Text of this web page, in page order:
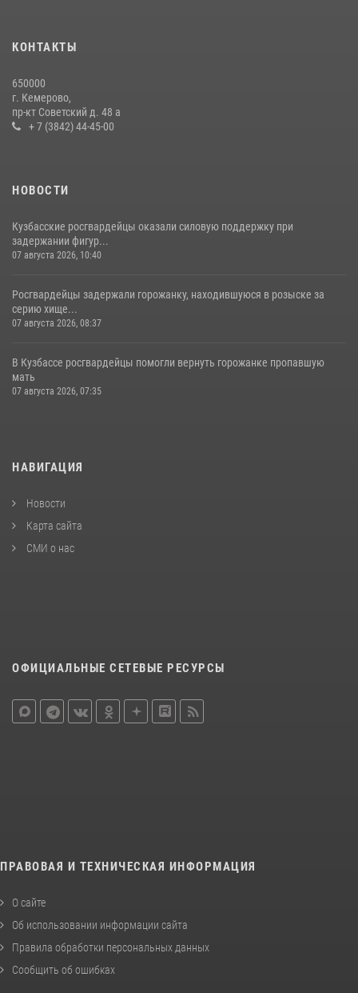
20 июля 2026, 10:54
с покупками
20 июля 2026, 08:52
КОНТАКТЫ
650000
г. Кемерово,
пр-кт Советский д. 48 а
+ 7 (3842) 44-45-00
НОВОСТИ
Кузбасские росгвардейцы оказали силовую поддержку при
задержании фигур...
07 августа 2026, 10:40
Росгвардейцы задержали горожанку, находившуюся в розыске за
серию хище...
07 августа 2026, 08:37
В Кузбассе росгвардейцы помогли вернуть горожанке пропавшую
мать
07 августа 2026, 07:35
НАВИГАЦИЯ
Новости
Карта сайта
СМИ о нас
ОФИЦИАЛЬНЫЕ СЕТЕВЫЕ РЕСУРСЫ
ПРАВОВАЯ И ТЕХНИЧЕСКАЯ ИНФОРМАЦИЯ
О сайте
Об использовании информации сайта
Правила обработки персональных данных
Сообщить об ошибках